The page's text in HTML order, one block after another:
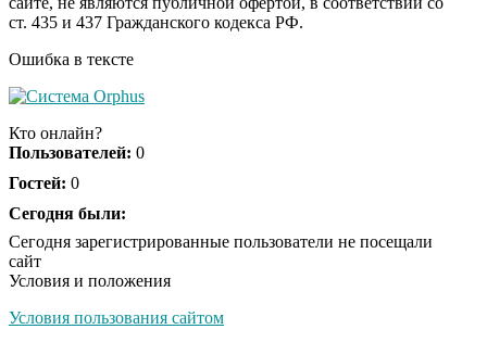
будете смеяться долго
Королева вагона
ст. 435 и 437 Гражданского кодекса РФ.
Ошибка в тексте
Кто онлайн?
Пользователей: 0
Гостей: 0
Сегодня были:
Сегодня зарегистрированные пользователи не посещали
сайт
Условия и положения
Условия пользования сайтом